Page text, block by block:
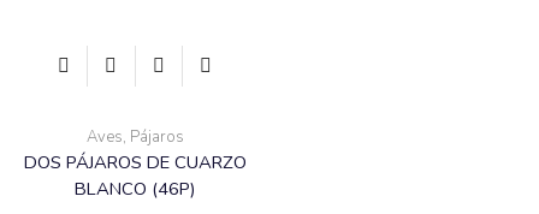
Aves, Pájaros
DOS PÁJAROS DE CUARZO
BLANCO (46P)